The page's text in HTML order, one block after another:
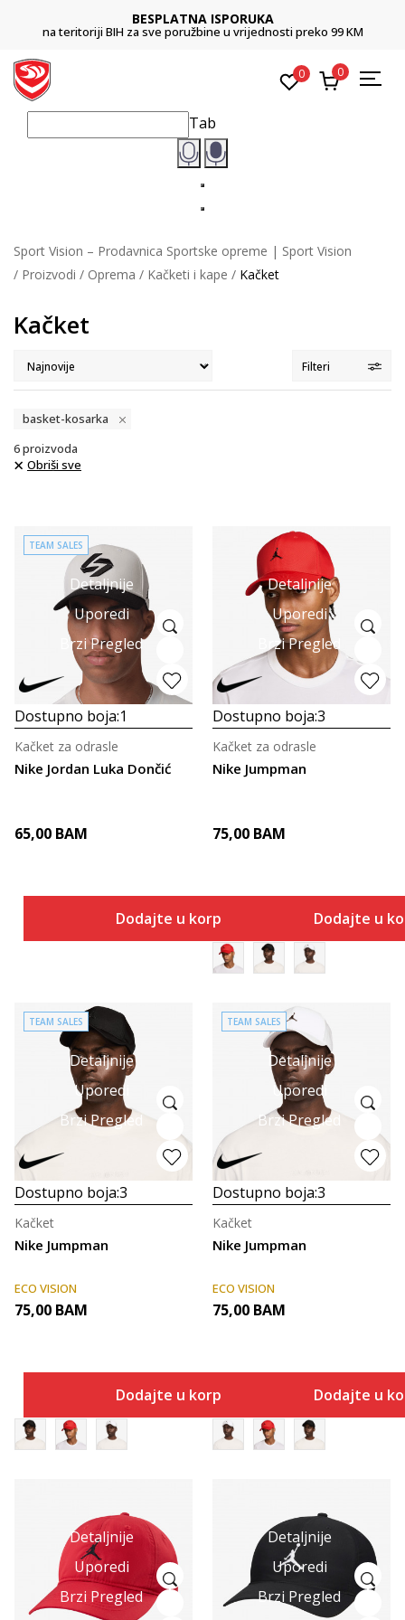
BESPLATNA ISPORUKA
na teritoriji BIH za sve poružbine u vrijednosti preko 99 KM
0 0
Tab
Sport Vision – Prodavnica Sportske opreme | Sport Vision
Proizvodi
Oprema Kačketi i kape Kačket
Kačket
Filteri
basket-kosarka
6proizvoda
Obriši sve
Detaljnije
Uporedi
Brzi Pregled
TEAM SALES
Dostupno boja:1
Nike Jordan Luka Dončić
Kačket za odrasle
65,00 BAM
Dodajte u korpu
Detaljnije
Uporedi
Brzi Pregled
Dostupno boja:3
Nike Jumpman
Kačket za odrasle
75,00 BAM
Dodajte u
Detaljnije
Uporedi
Brzi Pregled
TEAM SALES
Dostupno boja:3
Nike Jumpman
Kačket
ECO VISION
75,00 BAM
Dodajte u korpu
Detaljnije
Uporedi
Brzi Pregled
TEAM SALES
Dostupno boja:3
Nike Jumpman
Kačket
ECO VISION
75,00 BAM
Dodajte u
Detaljnije
Uporedi
Brzi Pregled
Detaljnije
Uporedi
Brzi Pregled